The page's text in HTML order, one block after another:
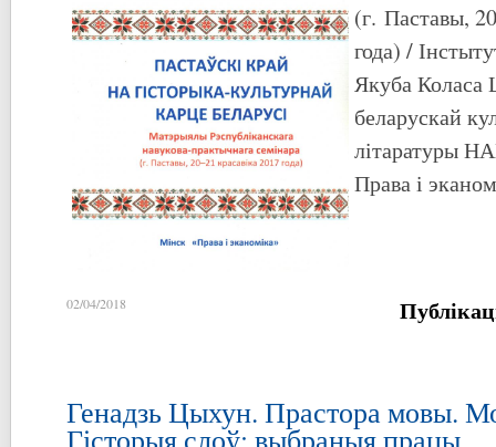
(г. Паставы,
года) /
Якуба Коласа
беларускай
літаратуры
Права і
02/04/2018
Генадзь Цыхун. Прастора мовы.
Гісторыя слоў: выбраныя працы